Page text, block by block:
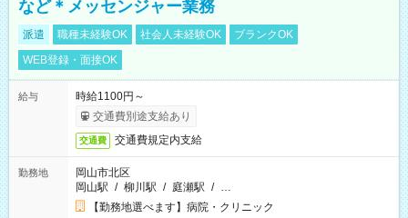
など＊メッセンジャー業務
派遣 職種未経験OK 社会人未経験OK
ブランクOK
WEB登録・面接OK
給与
時給1100円～
交通費別途支給あり
交通費 交通費規定内支給
勤務地
岡山市北区
岡山駅 / 柳川駅 / 庭瀬駅 / …
【勤務地選べます】病院・クリニック